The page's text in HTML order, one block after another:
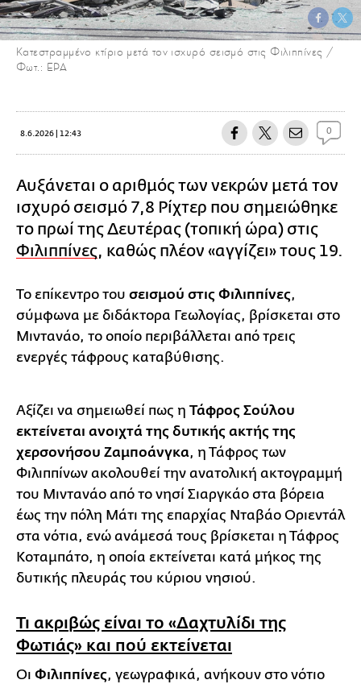
Κατεστραμμένο κτίριο μετά τον ισχυρό σεισμό στις Φιλιππίνες /
Φωτ.: EPA
8.6.2026 | 12:43 0
Αυξάνεται ο αριθμός των νεκρών μετά τον
ισχυρό σεισμό 7,8 Ρίχτερ που σημειώθηκε
το πρωί της Δευτέρας (τοπική ώρα) στις
Φιλιππίνες, καθώς πλέον «αγγίζει» τους 19.
Το επίκεντρο του σεισμού στις Φιλιππίνες,
σύμφωνα με διδάκτορα Γεωλογίας, βρίσκεται στο
Μιντανάο, το οποίο περιβάλλεται από τρεις
ενεργές τάφρους καταβύθισης.
Αξίζει να σημειωθεί πως η Τάφρος Σούλου
εκτείνεται ανοιχτά της δυτικής ακτής της
χερσονήσου Ζαμποάνγκα, η Τάφρος των
Φιλιππίνων ακολουθεί την ανατολική ακτογραμμή
του Μιντανάο από το νησί Σιαργκάο στα βόρεια
έως την πόλη Μάτι της επαρχίας Νταβάο Οριεντάλ
στα νότια, ενώ ανάμεσά τους βρίσκεται η Τάφρος
Κοταμπάτο, η οποία εκτείνεται κατά μήκος της
δυτικής πλευράς του κύριου νησιού.
Τι ακριβώς είναι το «Δαχτυλίδι της
Φωτιάς» και πού εκτείνεται
Οι Φιλιππίνες, γεωγραφικά, ανήκουν στο νότιο